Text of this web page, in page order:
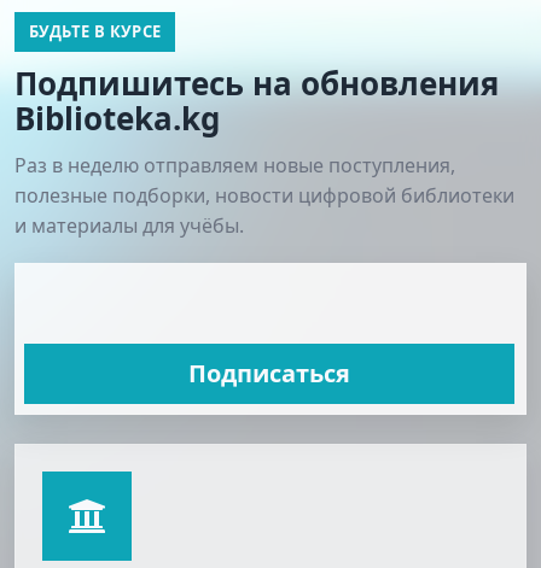
БУДЬТЕ В КУРСЕ
Подпишитесь на обновления
Biblioteka.kg
Раз в неделю отправляем новые поступления,
полезные подборки, новости цифровой библиотеки
и материалы для учёбы.
Подписаться